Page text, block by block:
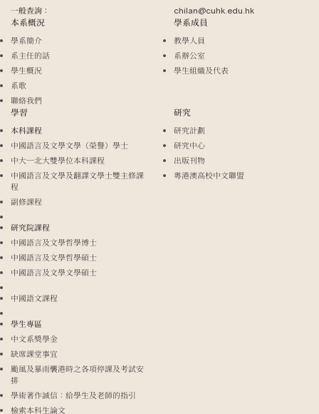
一般查詢：
chilan@cuhk.edu.hk
本系概況
學系簡介
系主任的話
學生概況
系歌
聯絡我們
學系成員
教學人員
系辦公室
學生組織及代表
學習
本科課程
中國語言及文學文學（榮譽）學士
中大─北大雙學位本科課程
中國語言及文學及翻譯文學士雙主修課
程
副修課程
研究院課程
中國語言及文學哲學博士
中國語言及文學哲學碩士
中國語言及文學文學碩士
中國語文課程
學生專區
中文系獎學金
缺席課堂事宜
颱風及暴雨襲港時之各項停課及考試安
排
學術著作誠信：給學生及老師的指引
檢索本科生論文
研究
研究計劃
研究中心
出版刊物
粵港澳高校中文聯盟